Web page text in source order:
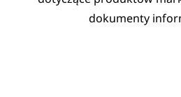
dokumenty